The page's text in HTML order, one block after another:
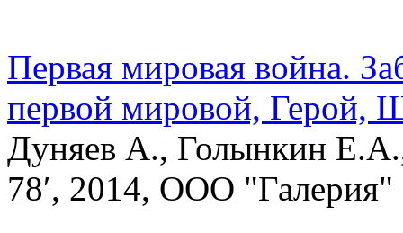
Первая мировая война.
первой мировой, Герой,
Дуняев А., Голынкин
78′, 2014, ООО "Галерия"